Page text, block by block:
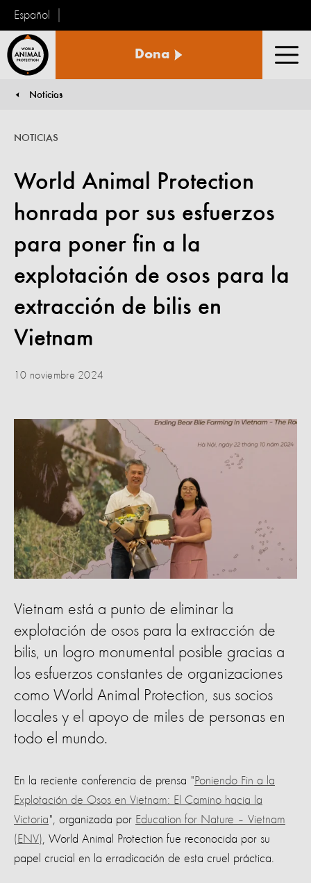
Español
Animal
Dona
Noticias
World Animal Protection
honrada por sus esfuerzos
para poner fin a la
explotación de osos para la
extracción de bilis en
Vietnam
NOTICIAS
10 noviembre 2024
Vietnam está a punto de eliminar la
explotación de osos para la extracción de
bilis, un logro monumental posible gracias a
los esfuerzos constantes de organizaciones
como World Animal Protection, sus socios
locales y el apoyo de miles de personas en
todo el mundo.
En la reciente conferencia de prensa "Poniendo Fin a la
Explotación de Osos en Vietnam: El Camino hacia la
Victoria", organizada por Education for Nature – Vietnam
(ENV) , World Animal Protection fue reconocida por su
papel crucial en la erradicación de esta cruel práctica.